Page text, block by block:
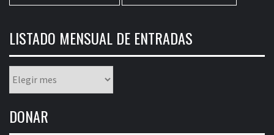
LISTADO MENSUAL DE ENTRADAS
mensual
entradas
DONAR